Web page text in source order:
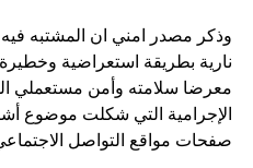
وذكر مصدر امني ان المشتبه
نارية بطريقة استعراضية وخطيرة
معرضا سلامته وأمن مستعملي
الإجرامية التي شكلت موضوع
صفحات مواقع التواصل